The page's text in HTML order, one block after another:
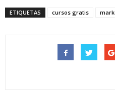
ETIQUETAS cursos gratis